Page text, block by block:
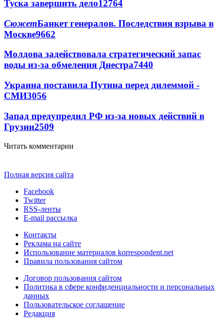
Туска завершить дело12764
СюжетБанкет генералов. Последствия взрыва в
Москве9662
Молдова задействовала стратегический запас
воды из-за обмеления Днестра7440
Украина поставила Путина перед дилеммой -
СМИ3056
Запад предупредил РФ из-за новых действий в
Грузии2509
Читать комментарии
Полная версия сайта
Facebook
Twitter
RSS-ленты
E-mail рассылка
Контакты
Реклама на сайте
Использование материалов korrespondent.net
Правила пользования сайтом
Договор пользования сайтом
Политика в сфере конфиденциальности и персональных
данных
Пользовательское соглашение
Редакция